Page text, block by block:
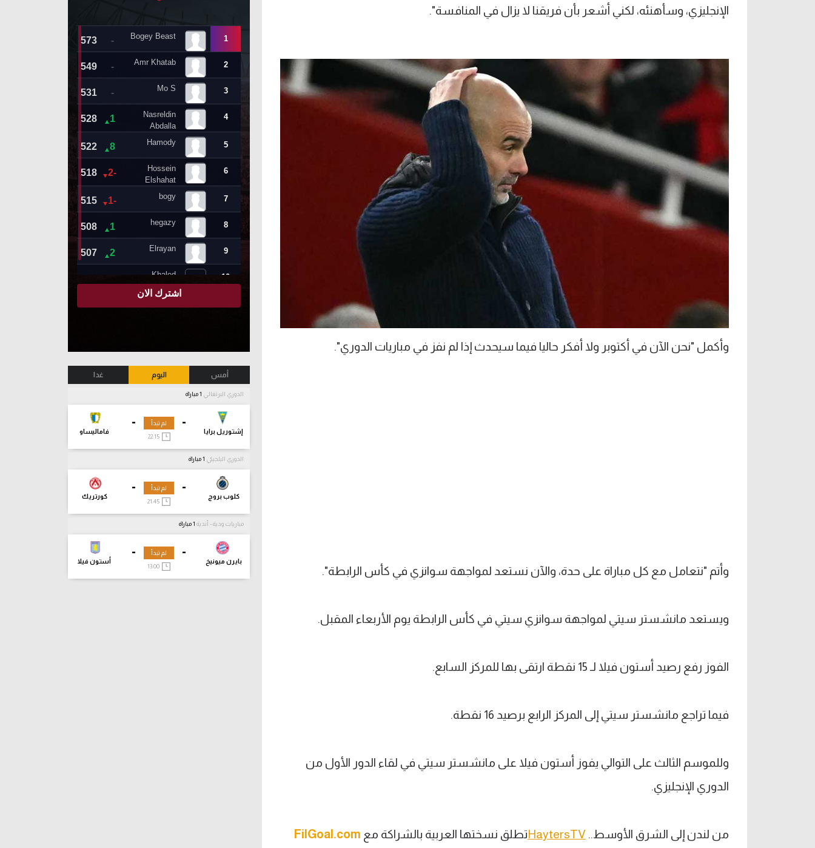
الإنجليزي، وسأهنئه، لكني أشعر بأن فريقنا لا يزال في المنافسة".
وأكمل "نحن الآن في أكتوبر ولا أفكر حاليا فيما سيحدث إذا لم نفز في مباريات الدوري".
وأتم "نتعامل مع كل مباراة على حدة، والآن نستعد لمواجهة سوانزي في كأس الرابطة".
ويستعد مانشستر سيتي لمواجهة سوانزي سيتي في كأس الرابطة يوم الأربعاء المقبل.
الفوز رفع رصيد أستون فيلا لـ 15 نقطة ارتقى بها للمركز السابع.
فيما تراجع مانشستر سيتي إلى المركز الرابع برصيد 16 نقطة.
وللموسم الثالث على التوالي يفوز أستون فيلا على مانشستر سيتي في لقاء الدور الأول من
الدوري الإنجليزي.
من لندن إلى الشرق الأوسط.. HaytersTVتطلق نسختها العربية بالشراكة مع FilGoal.com
أمس اليوم غدا
الدوري البرتغالي
-
إشتوريل برايا
-
فاماليساو
لم تبدأ
22:15
الدوري البلجيكي
-
كلوب بروج
-
كورتريك
لم تبدأ
مباريات ودية - أندية
-
بايرن ميونيخ
-
أستون فيلا
لم تبدأ